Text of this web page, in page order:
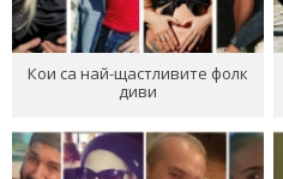
Кои са най-щастливите фолк
диви